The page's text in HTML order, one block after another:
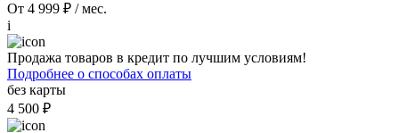
От 4 999 ₽ / мес.
i
Продажа товаров в кредит по лучшим условиям!
Подробнее о способах оплаты
без карты
4 500 ₽